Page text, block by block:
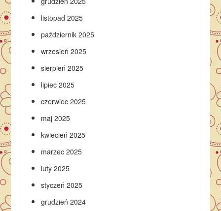
listopad 2025
październik 2025
wrzesień 2025
sierpień 2025
lipiec 2025
czerwiec 2025
maj 2025
kwiecień 2025
marzec 2025
luty 2025
styczeń 2025
grudzień 2024